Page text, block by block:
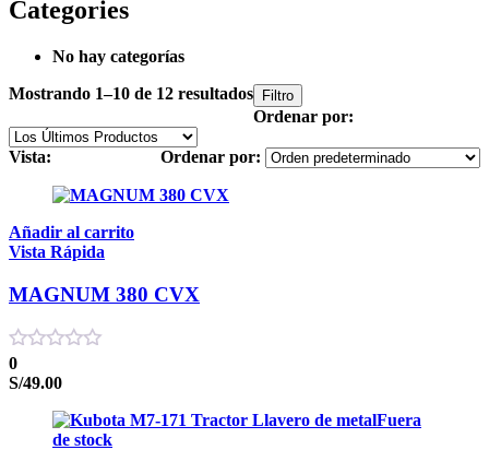
Categories
No hay categorías
Mostrando 1–10 de 12 resultados
Filtro
Ordenar por:
Ordenar por:
Vista:
Añadir al carrito
Vista Rápida
MAGNUM 380 CVX
0
S/49.00
Fuera
de stock